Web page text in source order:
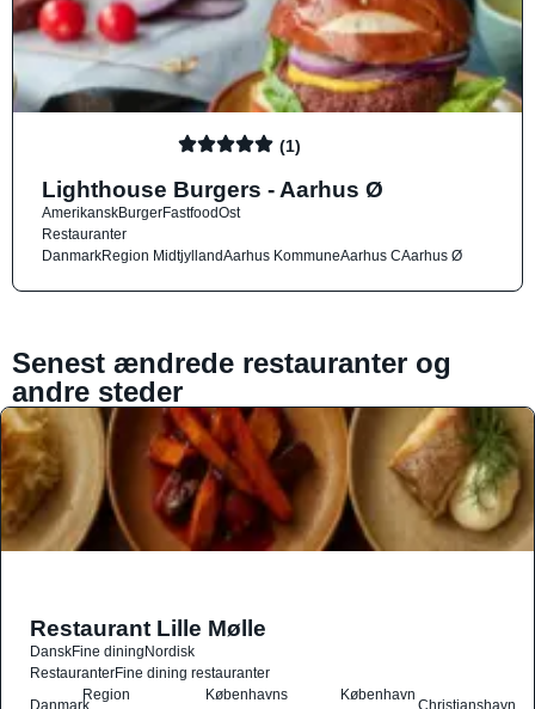
(1)
Lighthouse Burgers - Aarhus Ø
AmerikanskBurgerFastfoodOst
Restauranter
DanmarkRegion MidtjyllandAarhus KommuneAarhus CAarhus Ø
Senest ændrede restauranter og
andre steder
Restaurant Lille Mølle
DanskFine diningNordisk
RestauranterFine dining restauranter
Danmark
Region
Københavns
København
Christianshavn